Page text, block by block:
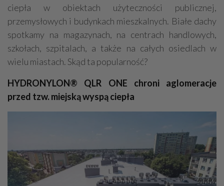
ciepła w obiektach użyteczności publicznej,
przemysłowych i budynkach mieszkalnych. Białe dachy
spotkamy na magazynach, na centrach handlowych,
szkołach, szpitalach, a także na całych osiedlach w
wielu miastach. Skąd ta popularność?
HYDRONYLON® QLR ONE chroni aglomeracje
przed tzw. miejską wyspą ciepła